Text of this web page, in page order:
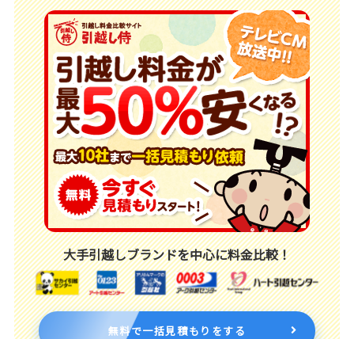
大手引越しブランドを中心に料金比較！
無料で一括見積もりをする